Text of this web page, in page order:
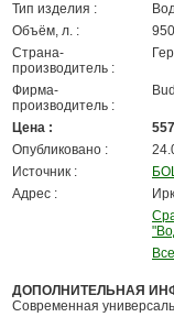
Тип изделия :
Объём, л. :
950
Страна-
производитель :
Фирма-
производитель :
Цена :
Опубликовано :
Источник :
Адрес :
ДОПОЛНИТЕЛЬНАЯ
Современная